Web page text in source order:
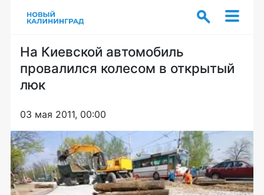
На Киевской автомобиль
провалился колесом в открытый
люк
03 мая 2011, 00:00